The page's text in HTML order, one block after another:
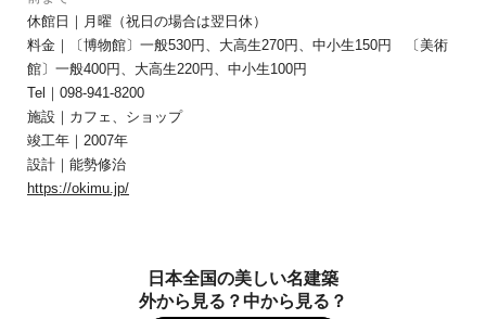
休館日｜月曜（祝日の場合は翌日休）
料金｜〔博物館〕一般530円、大高生270円、中小生150円 〔美術
館〕一般400円、大高生220円、中小生100円
Tel｜098-941-8200
施設｜カフェ、ショップ
竣工年｜2007年
設計｜能勢修治
https://okimu.jp/
日本全国の美しい名建築
外から見る？中から見る？